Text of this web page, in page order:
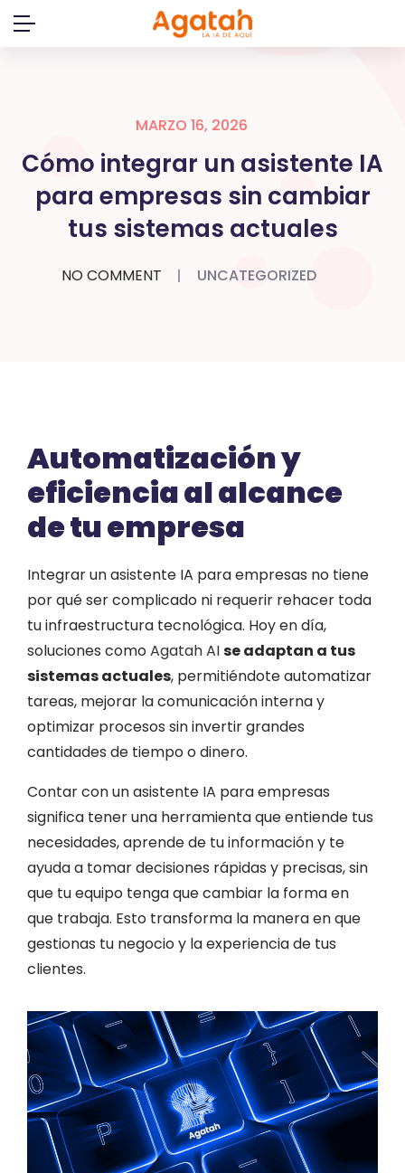
Skip
to
MARZO 16, 2026
Cómo integrar un asistente IA
para empresas sin cambiar
tus sistemas actuales
NO COMMENT UNCATEGORIZED
Automatización y
eficiencia al alcance
de tu empresa
Integrar un asistente IA para empresas no tiene
por qué ser complicado ni requerir rehacer toda
tu infraestructura tecnológica. Hoy en día,
soluciones comoAgatah AIse adaptan a tus
sistemas actuales, permitiéndote automatizar
tareas, mejorar la comunicación interna y
optimizar procesos sin invertir grandes
cantidades de tiempo o dinero.
Contar con un asistente IA para empresas
significa tener una herramienta que entiende tus
necesidades, aprende de tu información y te
ayuda a tomar decisiones rápidas y precisas, sin
que tu equipo tenga que cambiar la forma en
que trabaja. Esto transforma la manera en que
gestionas tu negocio y la experiencia de tus
clientes.